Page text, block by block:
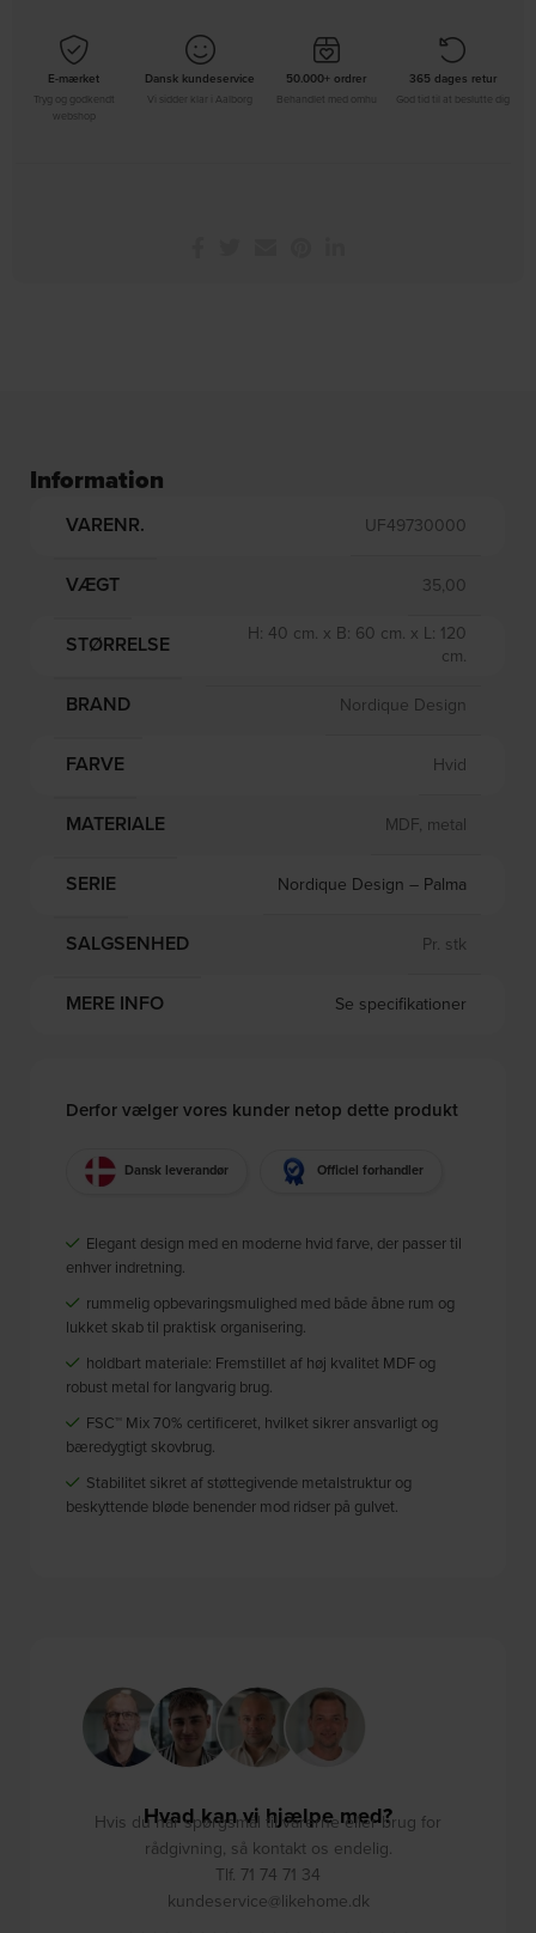
E-mærket
Tryg og godkendt
Dansk kundeservice
Vi sidder klar i Aalborg
50.000+ ordrer
Behandlet med omhu
365 dages retur
God tid til at beslutte dig
Information
VARENR. UF49730000
VÆGT 35,00
STØRRELSE
H: 40 cm. x B: 60 cm. x L: 120
cm.
BRAND Nordique Design
FARVE Hvid
MATERIALE MDF, metal
SERIE Nordique Design – Palma
SALGSENHED Pr. stk
MERE INFO Se specifikationer
Derfor vælger vores kunder netop dette produkt
Dansk leverandør Officiel forhandler
Elegant design med en moderne hvid farve, der passer til
enhver indretning.
rummelig opbevaringsmulighed med både åbne rum og
lukket skab til praktisk organisering.
holdbart materiale: Fremstillet af høj kvalitet MDF og
robust metal for langvarig brug.
FSC™ Mix 70% certificeret, hvilket sikrer ansvarligt og
bæredygtigt skovbrug.
Stabilitet sikret af støttegivende metalstruktur og
beskyttende bløde benender mod ridser på gulvet.
Hvad kan vi hjælpe med?
Hvis du har spørgsmål til varerne eller brug for
rådgivning, så kontakt os endelig.
Tlf. 71 74 71 34
kundeservice@likehome.dk